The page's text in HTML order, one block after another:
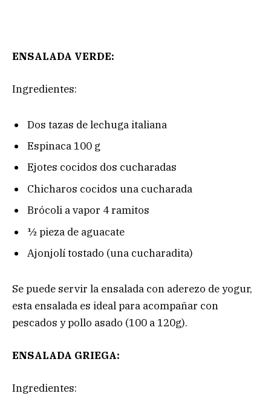
ENSALADA VERDE:
Ingredientes:
Dos tazas de lechuga italiana
Espinaca 100 g
Ejotes cocidos dos cucharadas
Chicharos cocidos una cucharada
Brócoli a vapor 4 ramitos
½ pieza de aguacate
Ajonjolí tostado (una cucharadita)
Se puede servir la ensalada con aderezo de yogur,
esta ensalada es ideal para acompañar con
pescados y pollo asado (100 a 120g).
ENSALADA GRIEGA:
Ingredientes: